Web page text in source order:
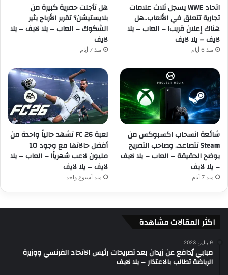
اتحاد WWE يسجل ثلاث علامات
تجارية تتعلق في الألعاب..هل
هناك إعلان قريب! – العاب – يلا
لايف – يلا لايف
منذ 6 أيام
هل تأجلت حصرية كبيرة من
بلايستيشن؟ تقرير الأرباح يثير
الشكوك – العاب – يلا لايف – يلا
لايف
منذ 7 أيام
شائعة انسحاب اكسبوكس من
Steam تتصاعد.. وصاحب التصريح
يوضح الحقيقة – العاب – يلا لايف
– يلا لايف
منذ 7 أيام
لعبة FC 26 تشهد حالياً واحدة من
أفضل حالاتها مع وجود 10
مليون لاعب شهرياً! – العاب – يلا
لايف – يلا لايف
منذ أسبوع واحد
اكثر المقالات مشاهدة
9 يناير، 2023
مبابي يُدافع عن زيدان بعد تصريحات رئيس الاتحاد الفرنسي ووزيرة
الرياضة تطالب بالاعتذار – يلا لايف